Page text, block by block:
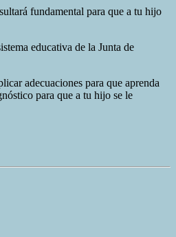
fundamental para que a tu hijo
educativa de la Junta de
adecuaciones para que aprenda
para que a tu hijo se le